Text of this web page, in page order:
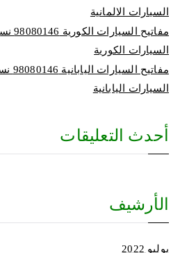
السيارات الالمانية
السيارات الكورية
السيارات اليابانية
أحدث التعليقات
الأرشيف
يوليو 2022